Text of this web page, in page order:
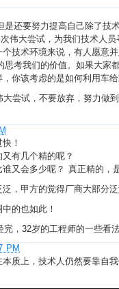
还要努力提高自己除了技术
伟大尝试，为我们技术人
技术环境来说，有人愿意
考我们的价值。如果大家
你该考虑的是如何利用车
尝试，不要放弃，努力做
！
有几个精的呢？
又会多少呢？ 真正精的，
，甲方的觉得厂商大部分
的也如此！
，32岁的工程师的一些看法
PM
质上，技术人仍然要靠自我